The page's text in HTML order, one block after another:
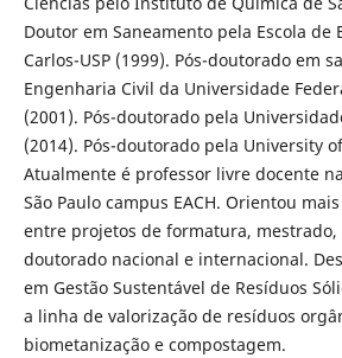
Doutor em Saneamento pela Escola de
Carlos-USP (1999). Pós-doutorado em
Engenharia Civil da Universidade
(2001). Pós-doutorado pela
(2014). Pós-doutorado pela University
Atualmente é professor livre docente
São Paulo campus EACH. Orientou
entre projetos de formatura, mestrado,
doutorado nacional e internacional.
em Gestão Sustentável de Resíduos
a linha de valorização de resíduos
biometanização e compostagem.